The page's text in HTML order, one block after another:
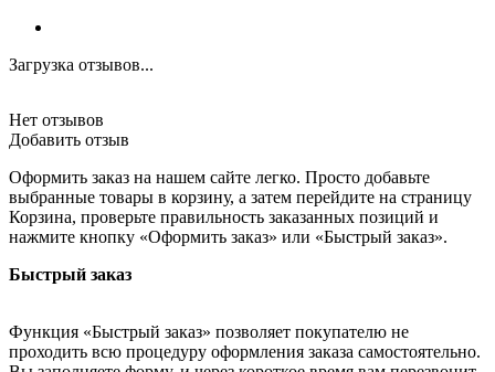
Загрузка отзывов...
Нет отзывов
Добавить отзыв
Оформить заказ на нашем сайте легко. Просто добавьте
выбранные товары в корзину, а затем перейдите на страницу
Корзина, проверьте правильность заказанных позиций и
нажмите кнопку «Оформить заказ» или «Быстрый заказ».
Быстрый заказ
Функция «Быстрый заказ» позволяет покупателю не
проходить всю процедуру оформления заказа самостоятельно.